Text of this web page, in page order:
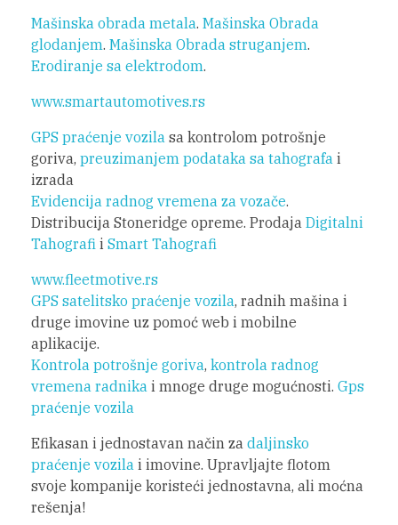
Mašinska obrada metala. Mašinska Obrada
glodanjem. Mašinska Obrada struganjem.
Erodiranje sa elektrodom.
www.smartautomotives.rs
GPS praćenje vozila sa kontrolom potrošnje
goriva, preuzimanjem podataka sa tahografa i
izrada
Evidencija radnog vremena za vozače.
Distribucija Stoneridge opreme. Prodaja Digitalni
Tahografi i Smart Tahografi
www.fleetmotive.rs
GPS satelitsko praćenje vozila, radnih mašina i
druge imovine uz pomoć web i mobilne
aplikacije.
Kontrola potrošnje goriva, kontrola radnog
vremena radnika i mnoge druge mogućnosti. Gps
praćenje vozila
Efikasan i jednostavan način za daljinsko
praćenje vozila i imovine. Upravljajte flotom
svoje kompanije koristeći jednostavna, ali moćna
rešenja!